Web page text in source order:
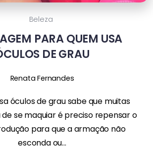
Beleza
PARA QUEM USA
DE GRAU
Renata Fernandes
óculos de grau sabe que muitas
se maquiar é preciso repensar o
para que a armação não
esconda ou...